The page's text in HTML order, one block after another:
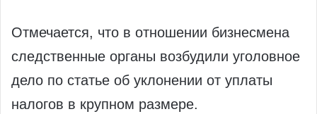
Отмечается, что в отношении бизнесмена
следственные органы возбудили уголовное
дело по статье об уклонении от уплаты
налогов в крупном размере.